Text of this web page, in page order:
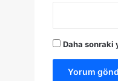
Daha sonraki